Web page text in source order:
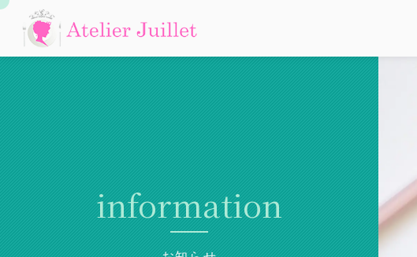
information